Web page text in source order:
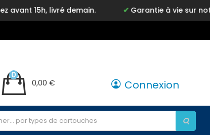
15h, livré demain. Garantie à vie sur notre
0,00 €
0
Connexion